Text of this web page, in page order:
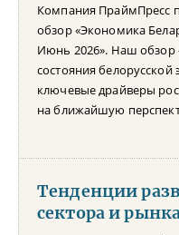
Компания ПраймПресс
обзор «Экономика
Июнь 2026». Наш обзор
состояния
ключевые драйверы
на ближайшую
Тенденции
сектора и